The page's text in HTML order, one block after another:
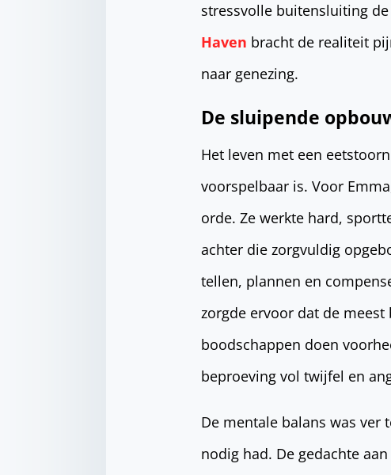
stressvolle buitensluiting
Haven bracht de realiteit
naar genezing.
De sluipende
Het leven met een
voorspelbaar is. Voor
orde. Ze werkte hard,
achter die zorgvuldig
tellen, plannen en
zorgde ervoor dat de
boodschappen doen
beproeving vol twijfel en
De mentale balans was ver
nodig had. De gedachte